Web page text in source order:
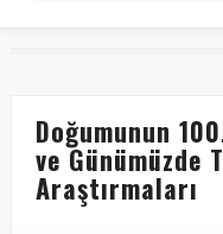
Doğumunun
ve
Araştırmaları